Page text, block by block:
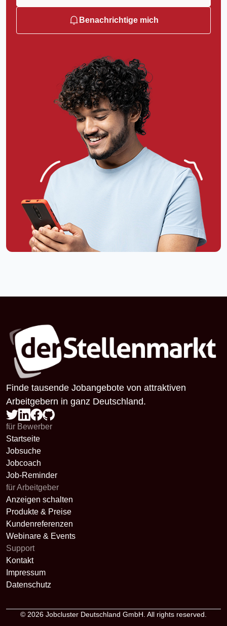
Benachrichtige mich
Finde tausende Jobangebote von attraktiven
Arbeitgebern in ganz Deutschland.
für Bewerber
Startseite
Jobsuche
Jobcoach
Job-Reminder
für Arbeitgeber
Anzeigen schalten
Produkte & Preise
Kundenreferenzen
Webinare & Events
Support
Kontakt
Impressum
Datenschutz
© 2026 Jobcluster Deutschland GmbH. All rights reserved.